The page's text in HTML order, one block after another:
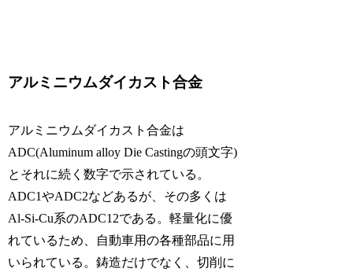
アルミニウムダイカスト合金
アルミニウムダイカスト合金は
ADC(Aluminum alloy Die Castingの頭文字)
とそれに続く数字で示されている。
ADC1やADC2などあるが、その多くは
Al-Si-Cu系のADC12である。軽量化に優
れているため、自動車用の各種部品に用
いられている。鋳造だけでなく、切削に